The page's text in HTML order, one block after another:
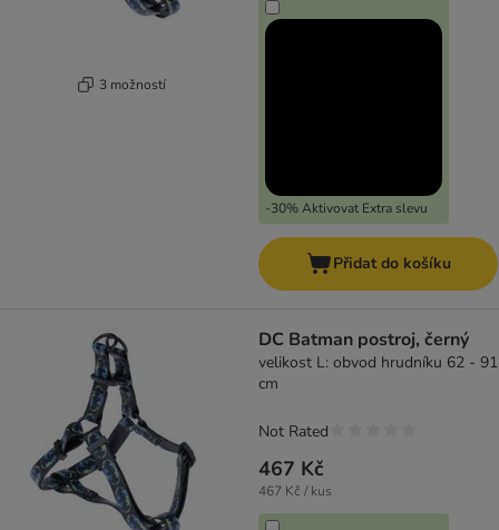
3 možností
-30% Aktivovat Extra slevu
Přidat do košíku
DC Batman postroj, černý
velikost L: obvod hrudníku 62 - 91
cm
467 Kč
467 Kč / kus
Not Rated